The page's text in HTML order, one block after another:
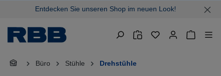
springenEntdecken Sie unseren Shop im neuen Look!
Büro Stühle Drehstühle